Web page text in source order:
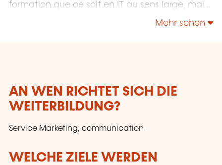
formation que ce soit en IT au sens large, mais
Management, Communication & leadership.
Mehr sehen
AN WEN RICHTET SICH DIE
WEITERBILDUNG?
Service Marketing, communication
WELCHE ZIELE WERDEN